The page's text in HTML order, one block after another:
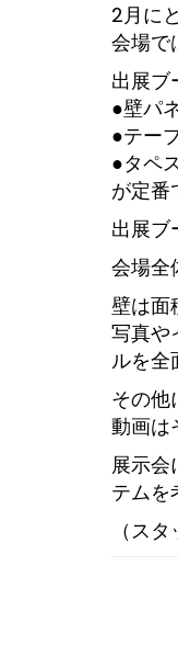
2月に
会場で
出展ブ
●壁パ
●テー
●タペ
が定番
出展ブ
会場全
壁は面
写真や
ルを全
その他
動画は
展示会
テムを
（スタ